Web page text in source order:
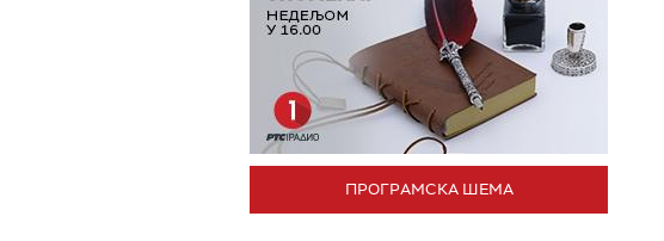
ПРОГРАМСКА ШЕМА